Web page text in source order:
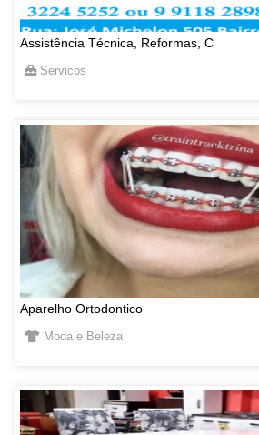
Assistência Técnica, Reformas, C
Servicos
Aparelho Ortodontico
Moda e Beleza